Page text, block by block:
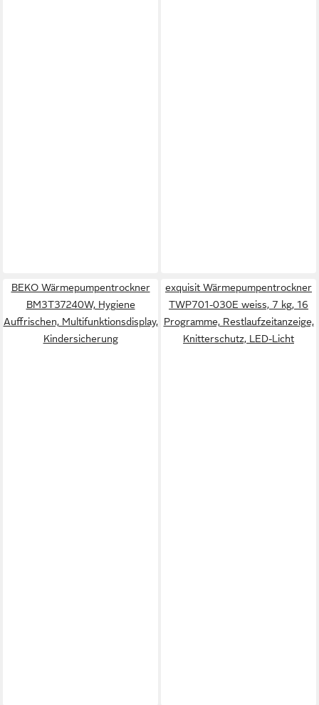
BEKO Wärmepumpentrockner
BM3T37240W, Hygiene
Auffrischen, Multifunktionsdisplay,
Kindersicherung
exquisit Wärmepumpentrockner
TWP701-030E weiss, 7 kg, 16
Programme, Restlaufzeitanzeige,
Knitterschutz, LED-Licht